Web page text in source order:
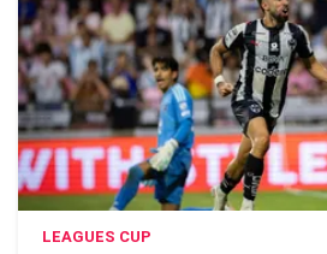
LEAGUES CUP